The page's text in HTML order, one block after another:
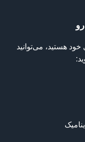
هستید، می‌توانید